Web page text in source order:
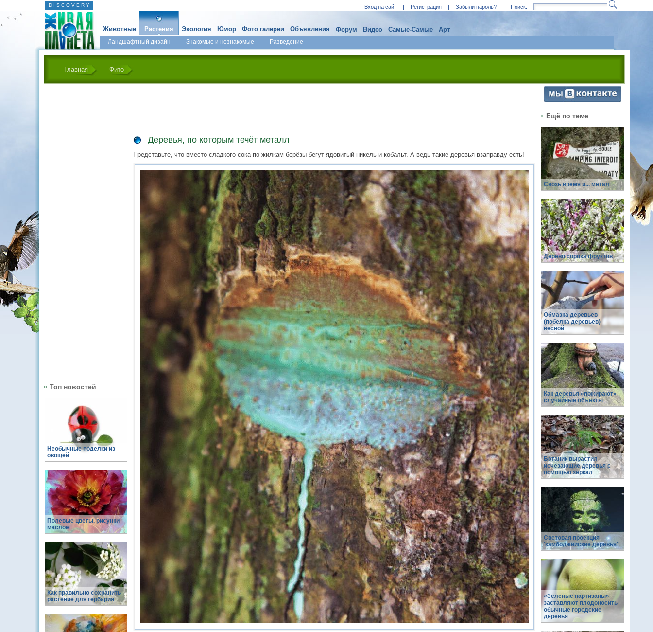
D I S C O V E R Y Вход на сайт | Регистрация | Забыли пароль? Поиск:
Животные Растения
Ландшафтный дизайн Знакомые и незнакомые Разведение
Экология Юмор Фото галереи Объявления Форум Видео Самые-Самые Арт
Главная Фито
Топ новостей
Необычные поделки из
овощей
Полевые цветы. рисунки
маслом
Как правильно сохранить
растение для гербария
Деревья, по которым течёт металл
Представьте, что вместо сладкого сока по жилкам берёзы бегут ядовитый никель и кобальт. А ведь такие деревья взаправду есть!
Ещё по теме
Свозь время и... метал
Дерево сорока фруктов
Обмазка деревьев
(побелка деревьев)
весной
Как деревья «пожирают»
случайные объекты
Ботаник вырастил
исчезающие деревья с
помощью зеркал
Световая проекция
'камбоджийские деревья'
«Зелёные партизаны»
заставляют плодоносить
обычные городские
деревья